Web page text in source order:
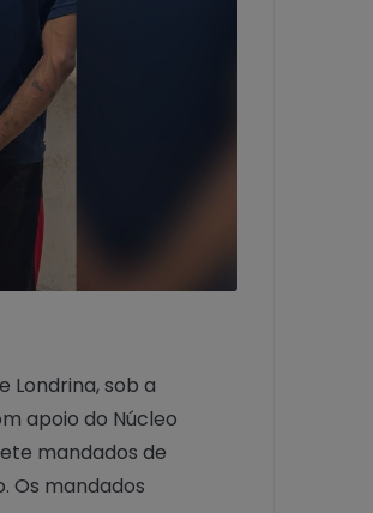
Londrina, sob a
apoio do Núcleo
mandados de
Os mandados